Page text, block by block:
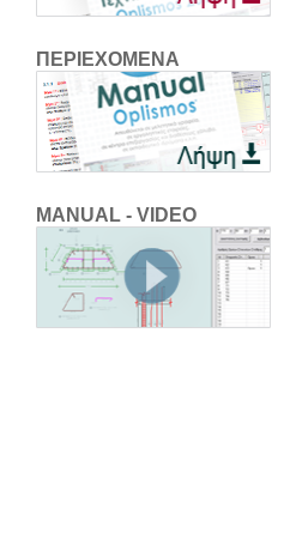
ΠΕΡΙΕΧΟΜΕΝΑ
MANUAL - VIDEO